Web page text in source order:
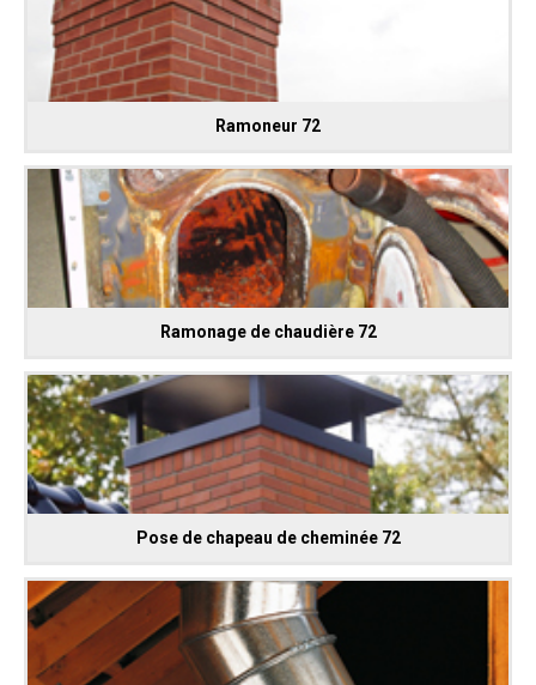
Ramoneur 72
Ramonage de chaudière 72
Pose de chapeau de cheminée 72